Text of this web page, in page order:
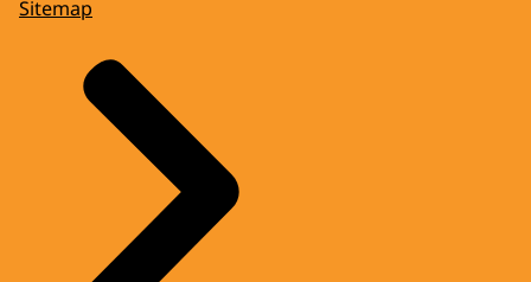
Sitemap